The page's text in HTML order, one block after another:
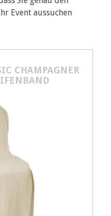
Event aussuchen
CHAMPAGNER